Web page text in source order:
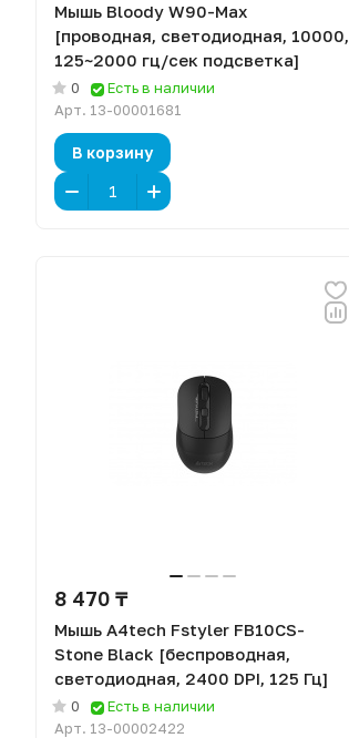
Мышь Bloody W90-Max
[проводная, светодиодная, 10000,
125~2000 гц/сек подсветка]
0
Есть в наличии
Арт. 13-00001681
В корзину
8 470 ₸
Мышь A4tech Fstyler FB10CS-
Stone Black [беспроводная,
светодиодная, 2400 DPI, 125 Гц]
0
Есть в наличии
Арт. 13-00002422